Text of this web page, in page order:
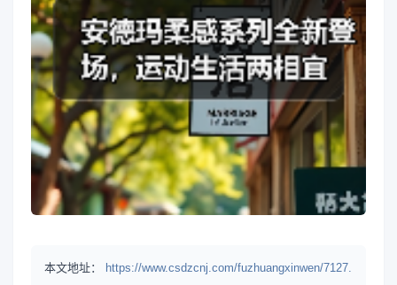
本文地址：
https://www.csdzcnj.com/fuzhuangxinwen/7127.